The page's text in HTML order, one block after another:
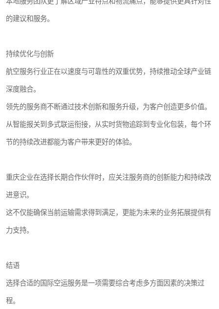
的建议和服务。
持续优化与创新
航空服务行业正在以速度与可靠性的双重优势，持续推动全球产业链
深度融合。
领先的服务商不断通过技术创新和服务升级，为客户创造更多价值。
从智能报关到多式联运衔接，从实时货物追踪到专业化包装，每个环
节的持续改进都能为客户带来更好的体验。
重庆企业在选择长期合作伙伴时，应关注服务商的创新能力和持续改
进意识。
这不仅能确保当前运输需求得到满足，更能为未来的业务拓展提供有
力支持。
结语
选择合适的国际空运服务是一项需要综合考虑多方面因素的决策过
程。